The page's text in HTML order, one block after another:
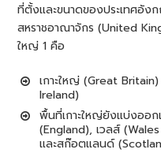
ที่ตั้งและขนาดของประเทศอั
สหราชอาณาจักร (United
ใหญ่ 1 คือ
เกาะใหญ่ (Great
Ireland)
พื้นที่เกาะใหญ่ยังแบ่งออ
(England), เวลส์
และสก๊อตแลนด์